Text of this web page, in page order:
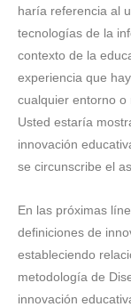
haría referencia al
tecnologías de la
contexto de la
experiencia que
cualquier entorno o
Usted estaría
innovación
se circunscribe el
En las próximas
definiciones de
estableciendo
metodología de
innovación